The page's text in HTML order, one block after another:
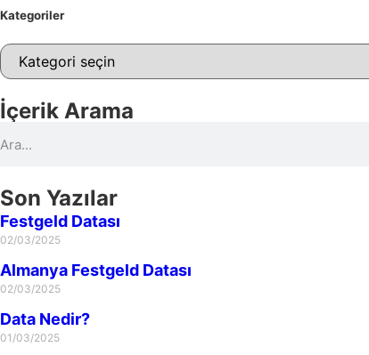
Kategoriler
İçerik Arama
Son Yazılar
Festgeld Datası
02/03/2025
Almanya Festgeld Datası
02/03/2025
Data Nedir?
01/03/2025